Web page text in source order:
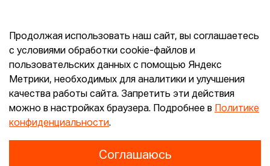
Конец эпохи маркетплейсов: прогнозы сооснователя
Mr.Doors Максима Валецкого
26.06.2026
КонфиденциальностьСогласие
Продолжая использовать наш сайт, вы соглашаетесь
с условиями обработки cookie-файлов и
пользовательских данных с помощью Яндекс
Метрики, необходимых для аналитики и улучшения
качества работы сайта. Запретить эти действия
можно в настройках браузера. Подробнее в
Политике
конфиденциальности.
Соглашаюсь